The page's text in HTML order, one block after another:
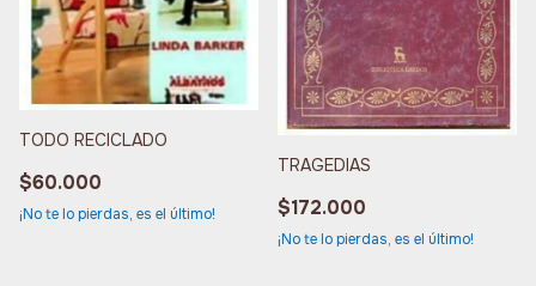
TODO RECICLADO
$60.000
¡No te lo pierdas, es el último!
TRAGEDIAS
$172.000
¡No te lo pierdas, es el último!